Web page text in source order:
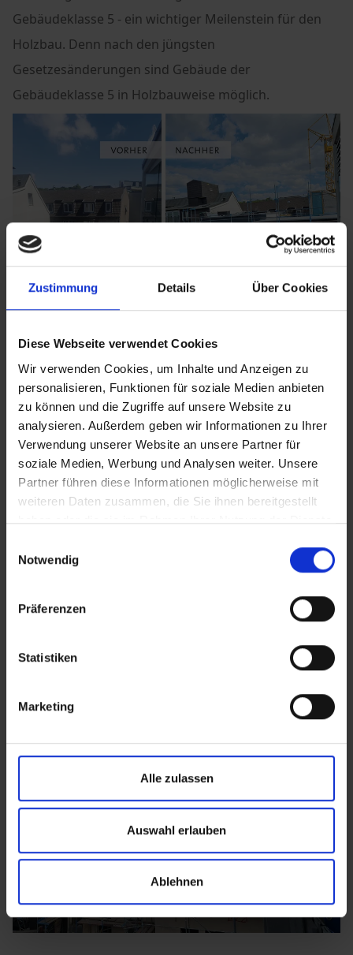
Zustimmung Details Über Cookies
Diese Webseite verwendet Cookies
Wir verwenden Cookies, um Inhalte und Anzeigen zu
personalisieren, Funktionen für soziale Medien anbieten
zu können und die Zugriffe auf unsere Website zu
analysieren. Außerdem geben wir Informationen zu Ihrer
Verwendung unserer Website an unsere Partner für
soziale Medien, Werbung und Analysen weiter. Unsere
Partner führen diese Informationen möglicherweise mit
weiteren Daten zusammen, die Sie ihnen bereitgestellt
haben oder die sie im Rahmen Ihrer Nutzung der Dienste
Notwendig
Präferenzen
Statistiken
Marketing
Alle zulassen
Auswahl erlauben
Ablehnen
Gebäudeklasse 5 - ein wichtiger Meilenstein für den
Holzbau. Denn nach den jüngsten
Gesetzesänderungen sind Gebäude der
Gebäudeklasse 5 in Holzbauweise möglich.
Erweiterung des Tätigkeitsfeldes: Gebäudeklasse 5
Bisher war NORDHAUS auf Projekte bis zur
Gebäudeklasse 3 spezialisiert. Dank neuer
Bauvorschriften, die den Einsatz von
Holzkonstruktionen auch in höheren Gebäudeklassen
erlauben, können wir nun auch in der Gebäudeklasse
5 tätig werden.
Die Aufstockung in Wuppertal ist ein weiteres Projekt
mehrgeschossigen Gebäuden eine zentrale Rolle
Möglichkeiten für zukünftige Bauvorhaben.